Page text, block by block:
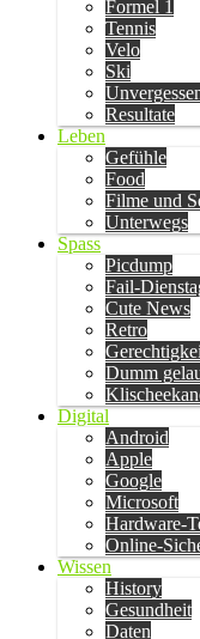
Formel 1
Tennis
Velo
Ski
Resultate
Leben
Gefühle
Food
Filme und
Unterwegs
Spass
Picdump
Fail-
Cute News
Retro
Dumm
Digital
Android
Apple
Google
Microsoft
Hardware-
Online-
Wissen
History
Gesundheit
Daten